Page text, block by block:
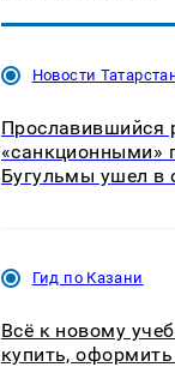
Новости
Прославившийся
«санкционными»
Бугульмы ушел в
Гид по Казани
Всё к новому
купить,